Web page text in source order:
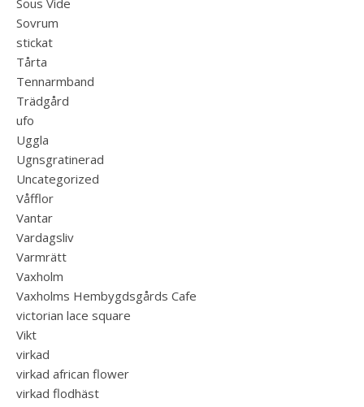
Sous Vide
Sovrum
stickat
Tårta
Tennarmband
Trädgård
ufo
Uggla
Ugnsgratinerad
Uncategorized
Våfflor
Vantar
Vardagsliv
Varmrätt
Vaxholm
Vaxholms Hembygdsgårds Cafe
victorian lace square
Vikt
virkad
virkad african flower
virkad flodhäst